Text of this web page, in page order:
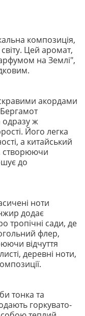
композиція,
Цей аромат,
на Землі",
акордами
одразу ж
Його легка
а китайський
створюючи
до
ноти
додає
тропічні сади, де
флер,
відчуття
деревні ноти,
тонка та
горкувато-